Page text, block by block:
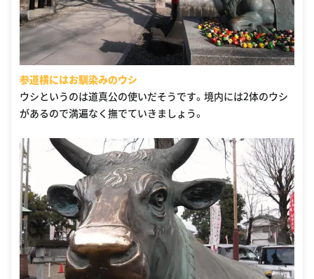
参道横にはお馴染みのウシ
ウシというのは道真公の使いだそうです。境内には2体のウシ
があるので満遍なく撫でていきましょう。